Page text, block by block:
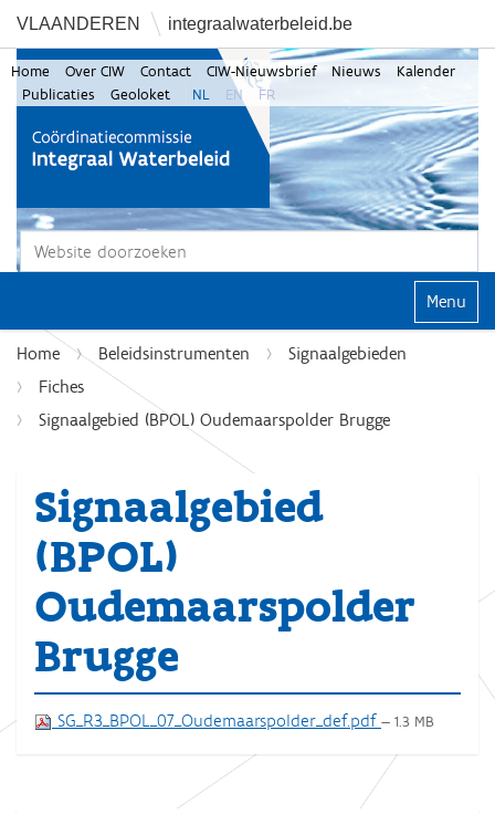
VLAANDEREN integraalwaterbeleid.be
Zoek
Home Over CIW Contact CIW-Nieuwsbrief Nieuws
Kalender
Publicaties
Geoloket NL EN FR
Klap
Home Beleidsinstrumenten
Signaalgebieden
Fiches
Signaalgebied (BPOL) Oudemaarspolder Brugge
Signaalgebied
(BPOL)
Oudemaarspolder
Brugge
SG_R3_BPOL_07_Oudemaarspolder_def.pdf — 1.3 MB